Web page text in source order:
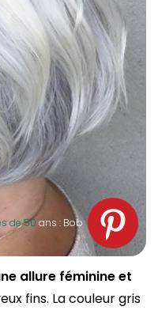
de 50 ans : Bob
allure féminine et
fins. La couleur gris